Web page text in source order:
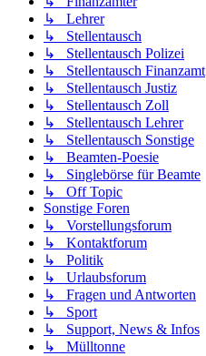
↳ Lehrer
↳ Stellentausch
↳ Stellentausch Polizei
↳ Stellentausch Finanzamt
↳ Stellentausch Justiz
↳ Stellentausch Zoll
↳ Stellentausch Lehrer
↳ Stellentausch Sonstige
↳ Beamten-Poesie
↳ Singlebörse für Beamte
↳ Off Topic
Sonstige Foren
↳ Vorstellungsforum
↳ Kontaktforum
↳ Politik
↳ Urlaubsforum
↳ Fragen und Antworten
↳ Sport
↳ Support, News & Infos
↳ Mülltonne